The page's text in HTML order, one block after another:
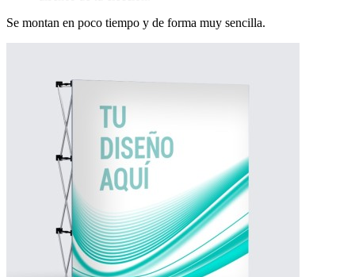
Se montan en poco tiempo y de forma muy sencilla.